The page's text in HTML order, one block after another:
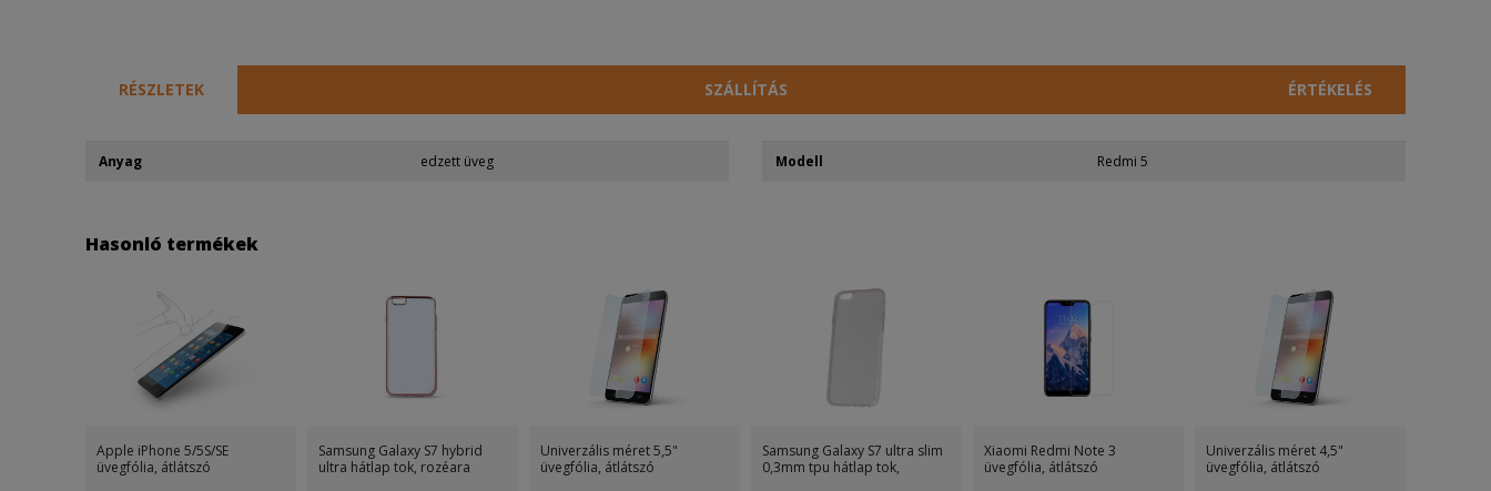
RÉSZLETEK SZÁLLÍTÁS ÉRTÉKELÉS
Anyag edzett üveg Modell Redmi 5
Hasonló termékek
Apple iPhone 5/5S/SE
üvegfólia, átlátszó
Samsung Galaxy S7 hybrid
ultra hátlap tok, rozéara
Univerzális méret 5,5"
üvegfólia, átlátszó
Samsung Galaxy S7 ultra slim
0,3mm tpu hátlap tok,
Xiaomi Redmi Note 3
üvegfólia, átlátszó
Univerzális méret 4,5"
üvegfólia, átlátszó